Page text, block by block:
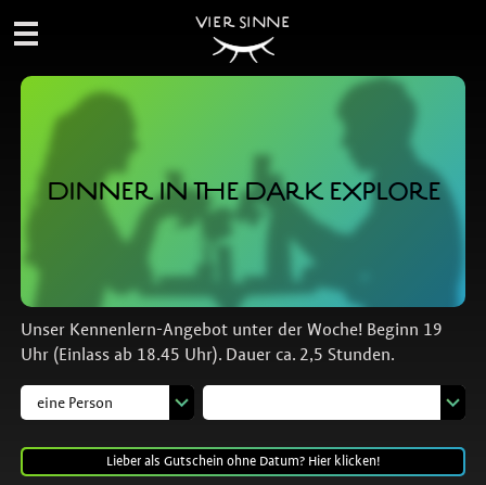
VIER SINNE
DINNER IN THE DARK EXPLORE
Unser Kennenlern-Angebot unter der Woche! Beginn 19
Uhr (Einlass ab 18.45 Uhr). Dauer ca. 2,5 Stunden.
Lieber als Gutschein ohne Datum? Hier klicken!